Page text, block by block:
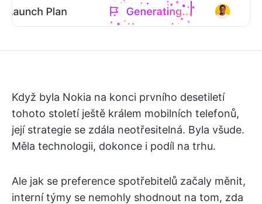
Když byla Nokia na konci prvního desetiletí
tohoto století ještě králem mobilních telefonů,
její strategie se zdála neotřesitelná. Byla všude.
Měla technologii, dokonce i podíl na trhu.
Ale jak se preference spotřebitelů začaly měnit,
interní týmy se nemohly shodnout na tom, zda